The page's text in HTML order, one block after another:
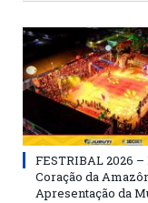
FESTRIBAL 2026 –
Coração da
Apresentação da